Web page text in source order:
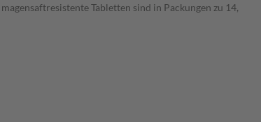
Tabletten sind in Packungen zu 14,